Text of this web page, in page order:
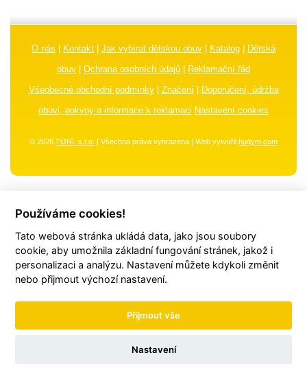
O nás Kontakt Jak vybírat dětskou obuv Katalog
Dětská
obuv
Ochrana osobních údajů
Reklamační řád
Všeobecné obchodní podmínky| Značení|
Doporučení, údržba
obuvi, pokyny a informace k reklamaci Nastavení cookies
© 2026 TORI, s.r.o. | Všechna práva vyhrazena | Web vytvořil hudym.com
Používáme cookies!
Tato webová stránka ukládá data, jako jsou soubory
cookie, aby umožnila základní fungování stránek, jakož i
personalizaci a analýzu. Nastavení můžete kdykoli změnit
nebo přijmout výchozí nastavení.
Přijmout vše
Nastavení